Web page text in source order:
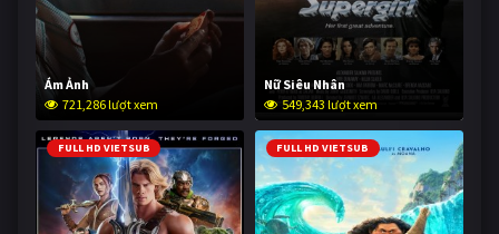
Ám Ảnh
721,286 lượt xem
Nữ Siêu Nhân
549,343 lượt xem
FULL HD VIETSUB FULL HD VIETSUB